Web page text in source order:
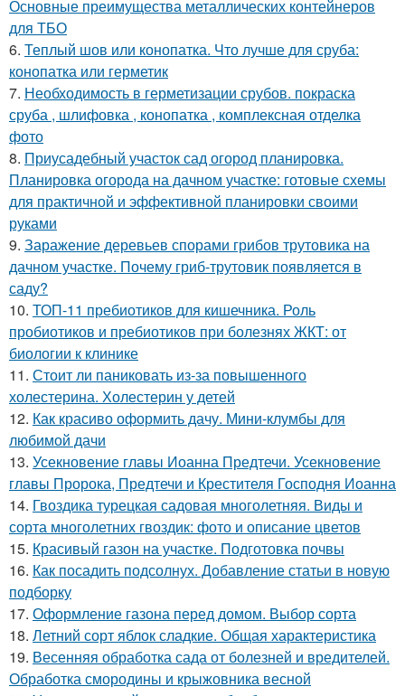
Основные преимущества металлических контейнеров
для ТБО
6. Теплый шов или конопатка. Что лучше для сруба:
конопатка или герметик
7. Необходимость в герметизации срубов. покраска
сруба , шлифовка , конопатка , комплексная отделка
фото
8. Приусадебный участок сад огород планировка.
Планировка огорода на дачном участке: готовые схемы
для практичной и эффективной планировки своими
руками
9. Заражение деревьев спорами грибов трутовика на
дачном участке. Почему гриб-трутовик появляется в
саду?
10. ТОП-11 пребиотиков для кишечника. Роль
пробиотиков и пребиотиков при болезнях ЖКТ: от
биологии к клинике
11. Стоит ли паниковать из-за повышенного
холестерина. Холестерин у детей
12. Как красиво оформить дачу. Мини-клумбы для
любимой дачи
13. Усекновение главы Иоанна Предтечи. Усекновение
главы Пророка, Предтечи и Крестителя Господня Иоанна
14. Гвоздика турецкая садовая многолетняя. Виды и
сорта многолетних гвоздик: фото и описание цветов
15. Красивый газон на участке. Подготовка почвы
16. Как посадить подсолнух. Добавление статьи в новую
подборку
17. Оформление газона перед домом. Выбор сорта
18. Летний сорт яблок сладкие. Общая характеристика
19. Весенняя обработка сада от болезней и вредителей.
Обработка смородины и крыжовника весной